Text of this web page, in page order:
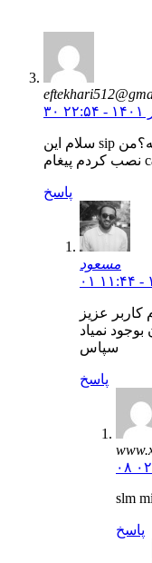
سلام این sip چیه؟مشکلی برای لپتاپ درست نمیکنه؟من
پاسخ
مسعود
سپاس
پاسخ
slm
پاسخ